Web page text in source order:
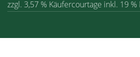
zzgl. 3,57 % Käufercourtage inkl. 19 %